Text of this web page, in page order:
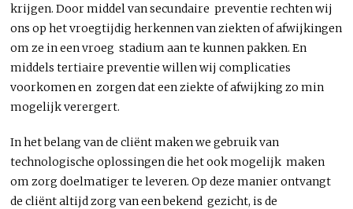
krijgen. Door middel van secundaire preventie rechten wij
ons op het vroegtijdig herkennen van ziekten of afwijkingen
om ze in een vroeg stadium aan te kunnen pakken. En
middels tertiaire preventie willen wij complicaties
voorkomen en zorgen dat een ziekte of afwijking zo min
mogelijk verergert.
In het belang van de cliënt maken we gebruik van
technologische oplossingen die het ook mogelijk maken
om zorg doelmatiger te leveren. Op deze manier ontvangt
de cliënt altijd zorg van een bekend gezicht, is de